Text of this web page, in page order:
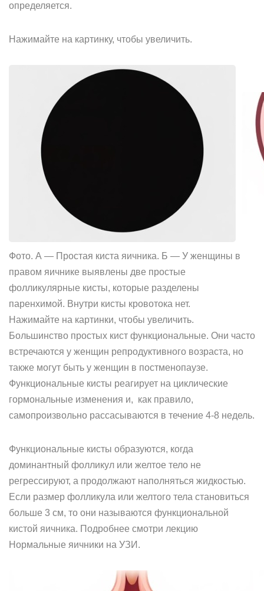
определяется.
Нажимайте на картинку, чтобы увеличить.
Фото. А — Простая киста яичника. Б — У женщины в
правом яичнике выявлены две простые
фолликулярные кисты, которые разделены
паренхимой. Внутри кисты кровотока нет.
Нажимайте на картинки, чтобы увеличить.
Большинство простых кист функциональные. Они часто
встречаются у женщин репродуктивного возраста, но
также могут быть у женщин в постменопаузе.
Функциональные кисты реагирует на циклические
гормональные изменения и, как правило,
самопроизвольно рассасываются в течение 4-8 недель.
Функциональные кисты образуются, когда
доминантный фолликул или желтое тело не
регрессируют, а продолжают наполняться жидкостью.
Если размер фолликула или желтого тела становиться
больше 3 см, то они называются функциональной
кистой яичника. Подробнее смотри лекцию
Нормальные яичники на УЗИ.